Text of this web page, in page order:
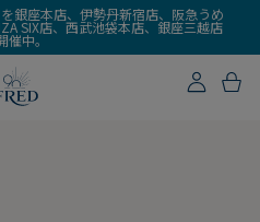
銀座本店、伊勢丹新宿店、阪急うめ
SIX店、西武池袋本店、銀座三越店
催中。